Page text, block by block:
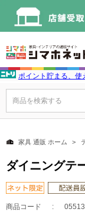
ポイント貯まる、
商品を検索する
家具 通販 ホーム
ダイニングテ
商品コード